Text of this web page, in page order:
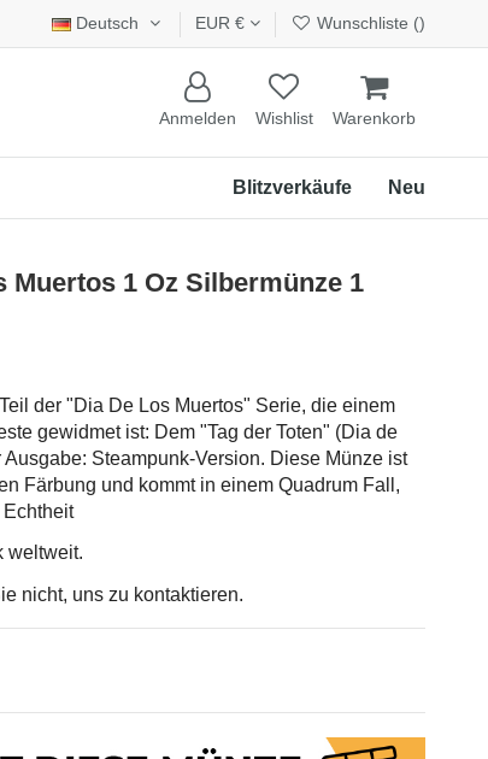
Deutsch EUR € Wunschliste ()
Anmelden Wishlist Warenkorb
Neu
Blitzverkäufe
Muertos 1 Oz Silbermünze 1
der "Dia De Los Muertos" Serie, die einem
gewidmet ist: Dem "Tag der Toten" (Dia de
Steampunk-Version. Diese Münze ist
Färbung und kommt in einem Quadrum Fall,
weltweit.
nicht, uns zu kontaktieren.